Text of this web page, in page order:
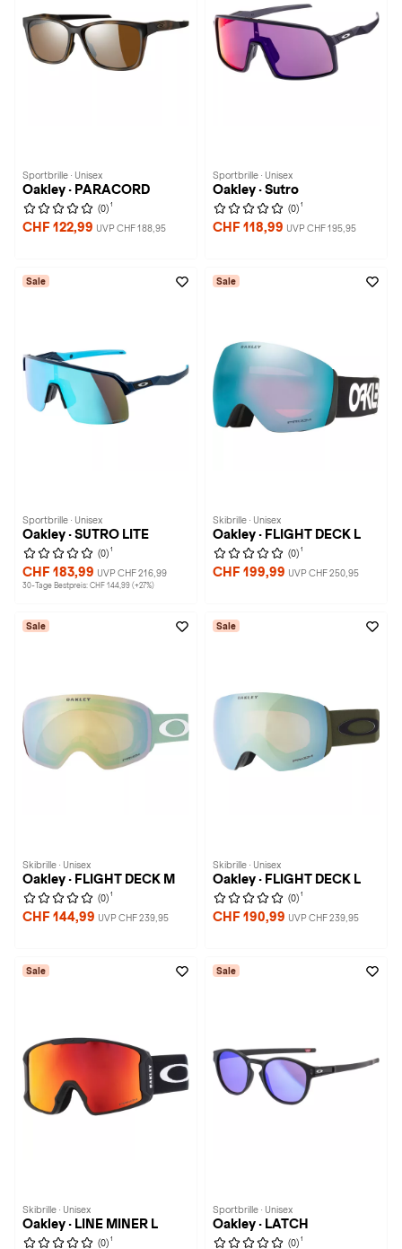
Sportbrille · Unisex
Oakley · PARACORD
(0) 1
CHF 122,99 UVP CHF 188,95
Sportbrille · Unisex
Oakley · Sutro
(0) 1
CHF 118,99 UVP CHF 195,95
Sale
Sportbrille · Unisex
Oakley · SUTRO LITE
(0) 1
CHF 183,99 UVP CHF 216,99
30-Tage Bestpreis: CHF 144,99 (+27%)
Sale
Skibrille · Unisex
Oakley · FLIGHT DECK L
(0) 1
CHF 199,99 UVP CHF 250,95
Sale
Skibrille · Unisex
Oakley · FLIGHT DECK M
(0) 1
CHF 144,99 UVP CHF 239,95
Sale
Skibrille · Unisex
Oakley · FLIGHT DECK L
(0) 1
CHF 190,99 UVP CHF 239,95
Sale
Skibrille · Unisex
Oakley · LINE MINER L
(0) 1
Sale
Sportbrille · Unisex
Oakley · LATCH
(0) 1